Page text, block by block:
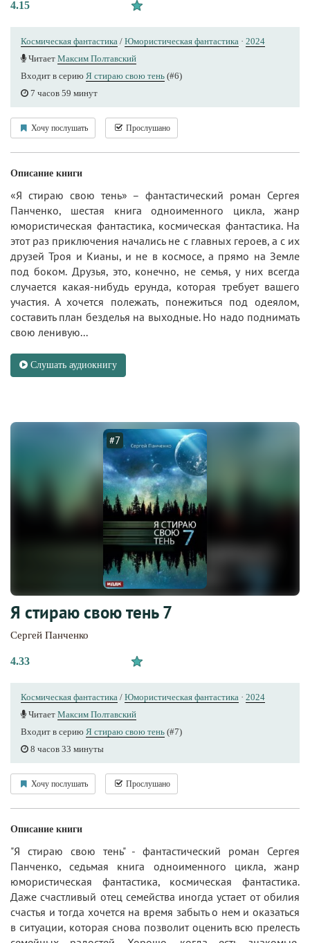
4.15
Космическая фантастика / Юмористическая фантастика · 2024
Читает Максим Полтавский
Входит в серию Я стираю свою тень (#6)
7 часов 59 минут
Хочу послушать Прослушано
Описание книги
«Я стираю свою тень» – фантастический роман Сергея
Панченко, шестая книга одноименного цикла, жанр
юмористическая фантастика, космическая фантастика. На
этот раз приключения начались не с главных героев, а с их
друзей Троя и Кианы, и не в космосе, а прямо на Земле
под боком. Друзья, это, конечно, не семья, у них всегда
случается какая-нибудь ерунда, которая требует вашего
участия. А хочется полежать, понежиться под одеялом,
составить план безделья на выходные. Но надо поднимать
свою ленивую...
Слушать аудиокнигу
#7
Я стираю свою тень 7
Сергей Панченко
4.33
Космическая фантастика / Юмористическая фантастика · 2024
Читает Максим Полтавский
Входит в серию Я стираю свою тень (#7)
8 часов 33 минуты
Хочу послушать Прослушано
Описание книги
"Я стираю свою тень" - фантастический роман Сергея
Панченко, седьмая книга одноименного цикла, жанр
юмористическая фантастика, космическая фантастика.
Даже счастливый отец семейства иногда устает от обилия
счастья и тогда хочется на время забыть о нем и оказаться
в ситуации, которая снова позволит оценить всю прелесть